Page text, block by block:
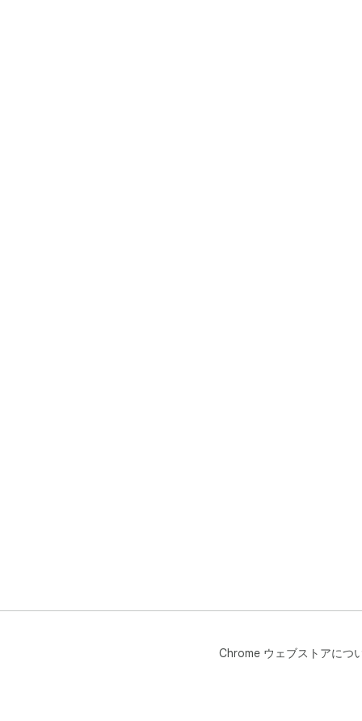
Chrome ウェブストアにつ